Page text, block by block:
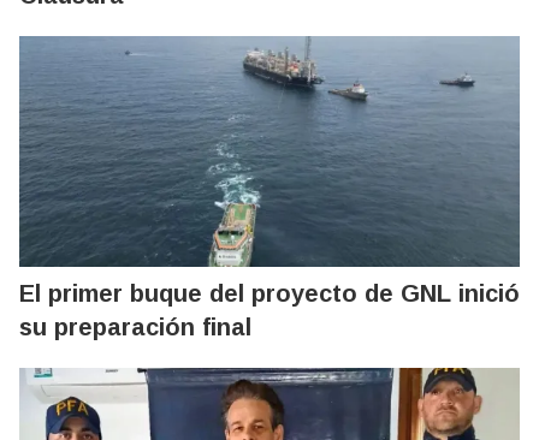
El primer buque del proyecto de GNL inició
su preparación final